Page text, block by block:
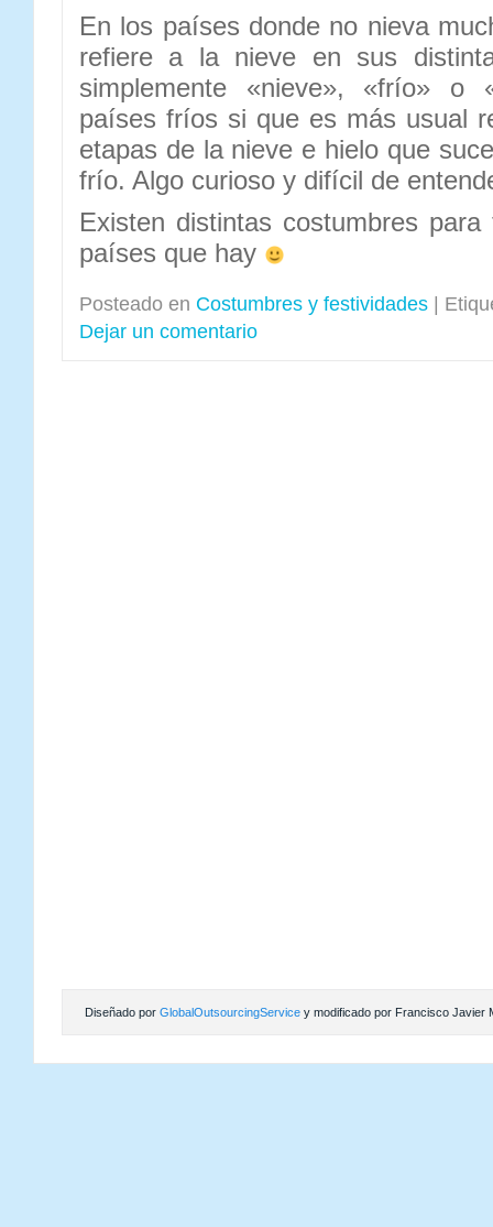
En los países donde no nieva
refiere a la nieve en sus
simplemente «nieve», «frío» o
países fríos si que es más usual
etapas de la nieve e hielo que
frío. Algo curioso y difícil de
Existen distintas costumbres
países que hay
Posteado en Costumbres y festividades
Dejar un comentario
Diseñado por GlobalOutsourcingService y modificado por Francisco Javier